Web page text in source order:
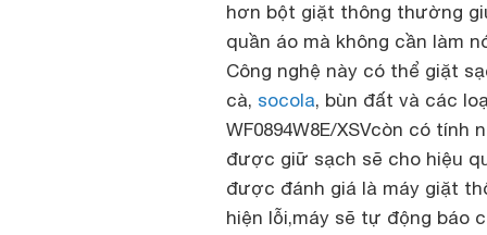
hơn bột giặt thông thường
quần áo mà không cần làm
Công nghệ này có thể giặt
cà, socola, bùn đất và các
WF0894W8E/XSVcòn có
được giữ sạch sẽ cho hiệu
được đánh giá là máy giặt
hiện lỗi,máy sẽ tự động báo